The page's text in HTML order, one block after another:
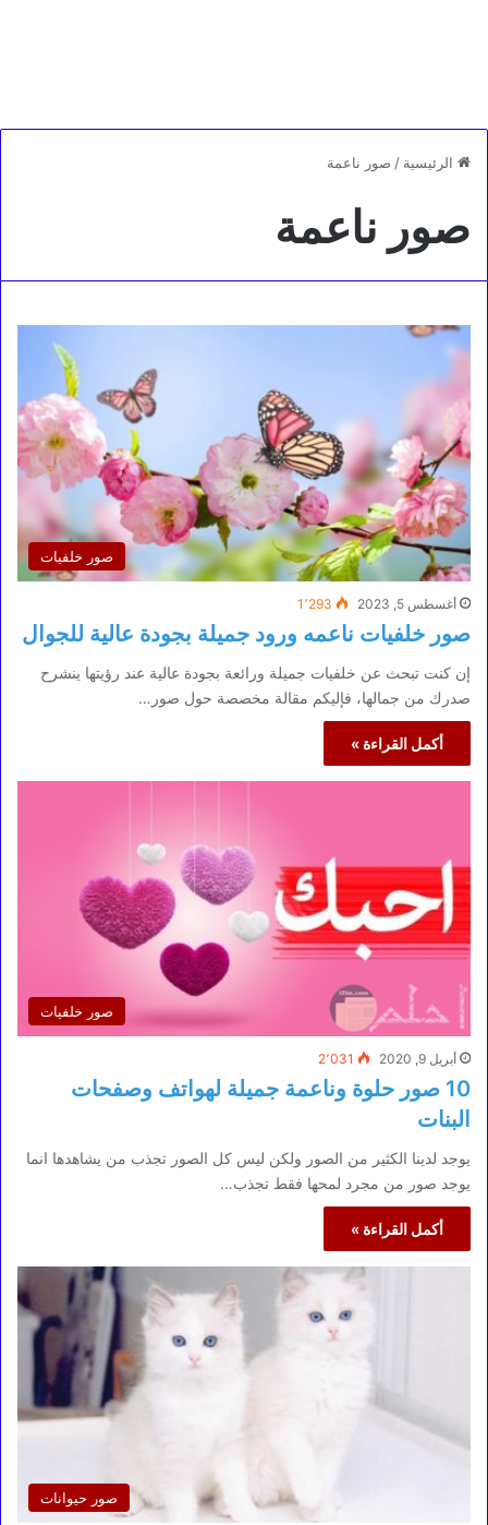
الرئيسية / صور ناعمة
صور ناعمة
صور خلفيات
أغسطس 5, 2023 1٬293
صور خلفيات ناعمه ورود جميلة بجودة عالية للجوال
إن كنت تبحث عن خلفيات جميلة ورائعة بجودة عالية عند رؤيتها ينشرح
صدرك من جمالها، فإليكم مقالة مخصصة حول صور…
أكمل القراءة »
صور خلفيات
أبريل 9, 2020 2٬031
10 صور حلوة وناعمة جميلة لهواتف وصفحات
البنات
يوجد لدينا الكثير من الصور ولكن ليس كل الصور تجذب من يشاهدها انما
يوجد صور من مجرد لمحها فقط تجذب…
أكمل القراءة »
صور حيوانات